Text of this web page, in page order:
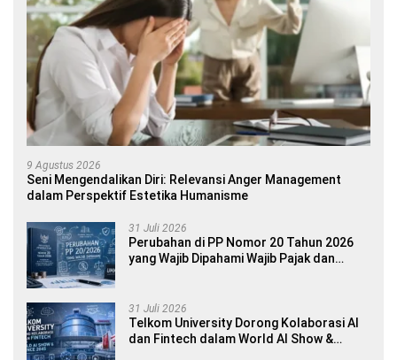
9 Agustus 2026
Seni Mengendalikan Diri: Relevansi Anger Management
dalam Perspektif Estetika Humanisme
31 Juli 2026
Perubahan di PP Nomor 20 Tahun 2026
yang Wajib Dipahami Wajib Pajak dan
31 Juli 2026
Telkom University Dorong Kolaborasi AI
dan Fintech dalam World AI Show &